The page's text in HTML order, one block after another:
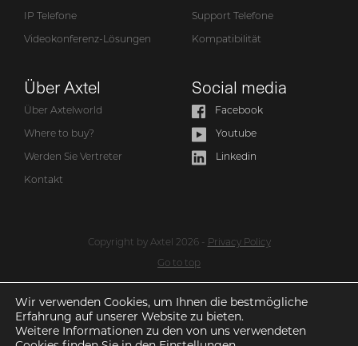
IP Telefone
Videokonferenz-Lösungen
Support Telefone
Kompatibilität
Über Axtel
Über Axtelworld
Where to buy?
Werden Sie Vertreter
Kontakt
Social media
Facebook
Youtube
Linkedin
Copyright by Axtel 2026 - Privacy Policy
Go to top
Produkt zur Wunschliste hinzugefügt
Wir verwenden Cookies, um Ihnen die bestmögliche
Erfahrung auf unserer Website zu bieten.
Weitere Informationen zu den von uns verwendeten